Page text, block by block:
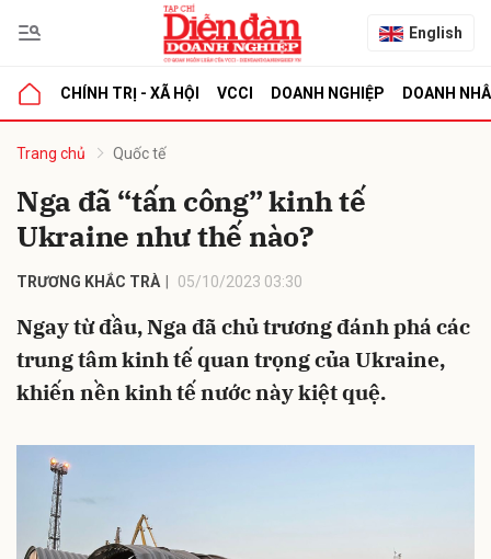
English
CHÍNH TRỊ - XÃ HỘI VCCI DOANH NGHIỆP DOANH
Trang chủ Quốc tế
Nga đã “tấn công” kinh tế
Ukraine như thế nào?
TRƯƠNG KHẮC TRÀ 05/10/2023 03:30
Ngay từ đầu, Nga đã chủ trương đánh phá các
trung tâm kinh tế quan trọng của Ukraine,
khiến nền kinh tế nước này kiệt quệ.
luận
Hủy